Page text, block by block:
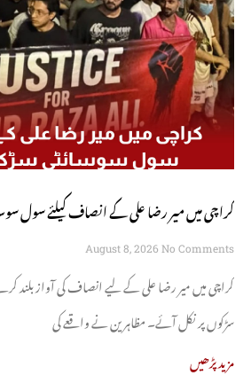
کراچی میں میر رضا علی کے انصاف کیلئے سول
August 8, 2026 No Comments
کراچی میں میر رضا علی کے لیے انصاف کی آواز بلند
سڑکوں پر نکل آئے۔ مظاہرین نے واقعے کی
مزید پڑھیں